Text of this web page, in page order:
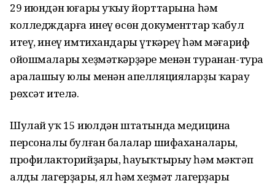
29 июндән юғары уҡыу йорттарына һәм
колледждарға инеү өсөн документтар ҡабул
итеү, инеү имтихандары үткәреү һәм мәғариф
ойошмалары хеҙмәткәрҙәре менән туранан-тура
аралашыу юлы менән апелляцияларҙы ҡарау
рөхсәт ителә.
Шулай уҡ 15 июлдән штатында медицина
персоналы булған балалар шифаханалары,
профилакторийҙары, һауыҡтырыу һәм мәктәп
алды лагерҙары, ял һәм хеҙмәт лагерҙары